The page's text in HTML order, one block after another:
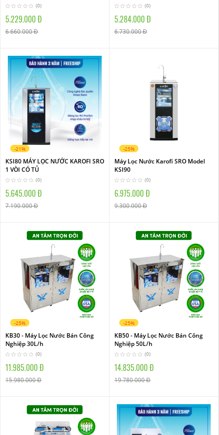
(0)
5.229.000 Đ
6.660.000 Đ
(0)
5.284.000 Đ
6.730.000 Đ
-21%
KSI80 MÁY LỌC NƯỚC KAROFI SRO
1 VÒI CÓ TỦ
(0)
5.645.000 Đ
7.190.000 Đ
-25%
Máy Lọc Nước Karofi SRO Model
KSI90
(0)
6.975.000 Đ
9.300.000 Đ
-25%
KB30 - Máy Lọc Nước Bán Công
Nghiệp 30L/h
(0)
11.985.000 Đ
15.980.000 Đ
-25%
KB50 - Máy Lọc Nước Bán Công
Nghiệp 50L/h
(0)
14.835.000 Đ
19.780.000 Đ